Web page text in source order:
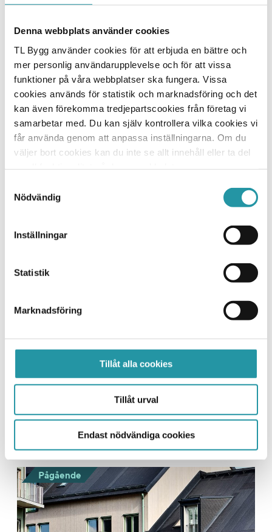
Denna webbplats använder cookies
TL Bygg använder cookies för att erbjuda en bättre och
mer personlig användarupplevelse och för att vissa
funktioner på våra webbplatser ska fungera. Vissa
cookies används för statistik och marknadsföring och det
kan även förekomma tredjepartscookies från företag vi
samarbetar med. Du kan själv kontrollera vilka cookies vi
får använda genom att anpassa inställningarna. Om du
väljer bort cookies kan du inte se allt innehåll eller ta del
Nödvändig
Inställningar
Statistik
Marknadsföring
Tillåt alla cookies
Tillåt urval
Endast nödvändiga cookies
Dina valda inställningar för cookies gör att du
tyvärr inte kan se detta innehåll.
Cookie-inställningar
Liknande Projekt
Pågående
Tegeltornen
Nyproduktion av 164 lägenheter i Fabriksparken,
Sundbyberg. På uppdrag av Besqab.
Pågående